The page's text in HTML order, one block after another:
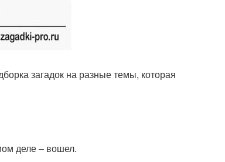
загадок на разные темы, которая
деле – вошел.